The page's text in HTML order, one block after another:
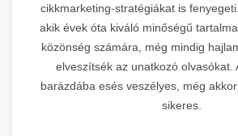
cikkmarketing-stratégiákat is
akik évek óta kiváló minőségű
közönség számára, még mindig
elveszítsék az unatkozó olvasókat.
barázdába esés veszélyes, még
sikeres.